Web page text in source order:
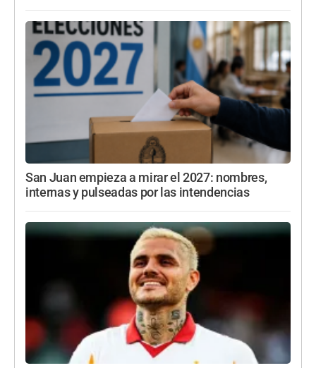
San Juan empieza a mirar el 2027: nombres,
internas y pulseadas por las intendencias